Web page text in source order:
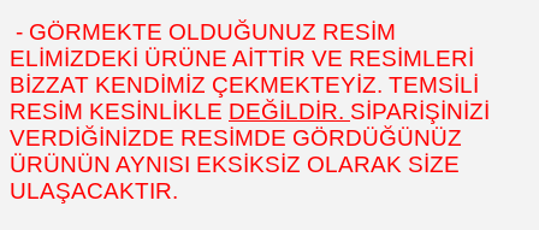
- GÖRMEKTE OLDUĞUNUZ RESİM
ELİMİZDEKİ ÜRÜNE AİTTİR VE RESİMLERİ
BİZZAT KENDİMİZ ÇEKMEKTEYİZ. TEMSİLİ
RESİM KESİNLİKLE DEĞİLDİR. SİPARİŞİNİZİ
VERDİĞİNİZDE RESİMDE GÖRDÜĞÜNÜZ
ÜRÜNÜN AYNISI EKSİKSİZ OLARAK SİZE
ULAŞACAKTIR.